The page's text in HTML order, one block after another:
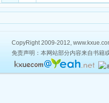
CopyRight 2009-2012,
免责声明：本网站部分内容来自书籍